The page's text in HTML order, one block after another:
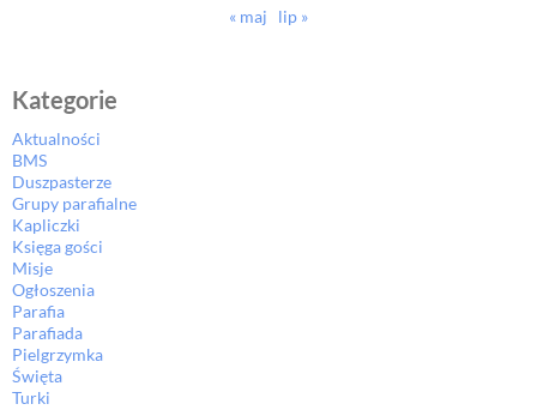
« maj lip »
Kategorie
Aktualności
BMS
Duszpasterze
Grupy parafialne
Kapliczki
Księga gości
Misje
Ogłoszenia
Parafia
Parafiada
Pielgrzymka
Święta
Turki